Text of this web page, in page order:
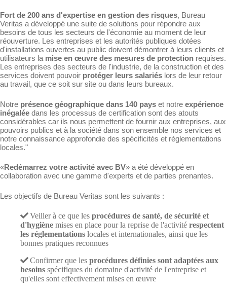
Fort de 200 ans d'expertise en gestion des risques, Bureau
Veritas a développé une suite de solutions pour répondre aux
besoins de tous les secteurs de l'économie au moment de leur
réouverture. Les entreprises et les autorités publiques dotées
d'installations ouvertes au public doivent démontrer à leurs clients et
utilisateurs la mise en œuvre des mesures de protection requises.
Les entreprises des secteurs de l'industrie, de la construction et des
services doivent pouvoir protéger leurs salariés lors de leur retour
au travail, que ce soit sur site ou dans leurs bureaux.
Notre présence géographique dans 140 pays et notre expérience
inégalée dans les processus de certification sont des atouts
considérables car ils nous permettent de fournir aux entreprises, aux
pouvoirs publics et à la société dans son ensemble nos services et
notre connaissance approfondie des spécificités et réglementations
locales."
«Redémarrez votre activité avec BV» a été développé en
collaboration avec une gamme d'experts et de parties prenantes.
Les objectifs de Bureau Veritas sont les suivants :
Veiller à ce que les procédures de santé, de sécurité et
d'hygiène mises en place pour la reprise de l'activité respectent
les réglementations locales et internationales, ainsi que les
bonnes pratiques reconnues
Confirmer que les procédures définies sont adaptées aux
besoins spécifiques du domaine d'activité de l'entreprise et
qu'elles sont effectivement mises en œuvre